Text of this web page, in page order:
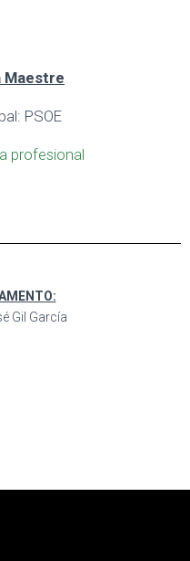
Maestre
PSOE
profesional
Gil García